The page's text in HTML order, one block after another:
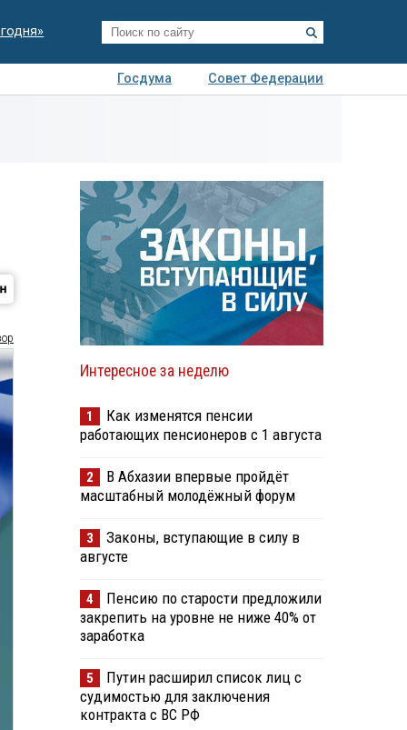
Госдума
Совет Федерации
Интересное за неделю
1
Как изменятся пенсии
работающих пенсионеров с 1 августа
2
В Абхазии впервые пройдёт
масштабный молодёжный форум
3
Законы, вступающие в силу в
августе
4
Пенсию по старости предложили
закрепить на уровне не ниже 40% от
заработка
5
Путин расширил список лиц с
судимостью для заключения
контракта с ВС РФ